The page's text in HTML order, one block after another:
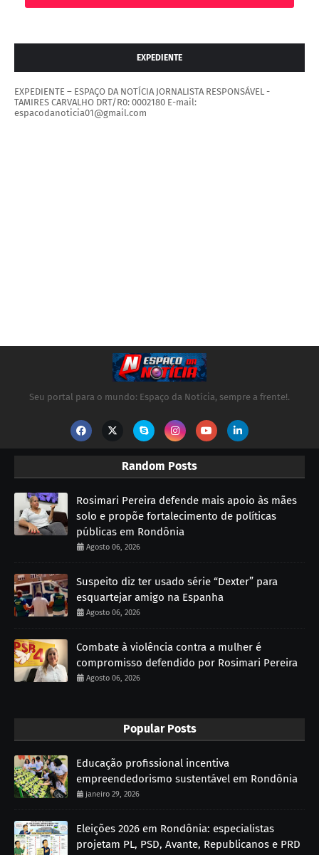
EXPEDIENTE
EXPEDIENTE – ESPAÇO DA NOTÍCIA JORNALISTA RESPONSÁVEL -
TAMIRES CARVALHO DRT/R0: 0002180 E-mail:
espacodanoticia01@gmail.com
Seu portal para o mundo: Espaço da Notícia, sempre a frente!.
Random Posts
Rosimari Pereira defende mais apoio às mães
solo e propõe fortalecimento de políticas
públicas em Rondônia
Agosto 06, 2026
Suspeito diz ter usado série “Dexter” para
esquartejar amigo na Espanha
Agosto 06, 2026
Combate à violência contra a mulher é
compromisso defendido por Rosimari Pereira
Agosto 06, 2026
Popular Posts
Educação profissional incentiva
empreendedorismo sustentável em Rondônia
janeiro 29, 2026
Eleições 2026 em Rondônia: especialistas
projetam PL, PSD, Avante, Republicanos e PRD